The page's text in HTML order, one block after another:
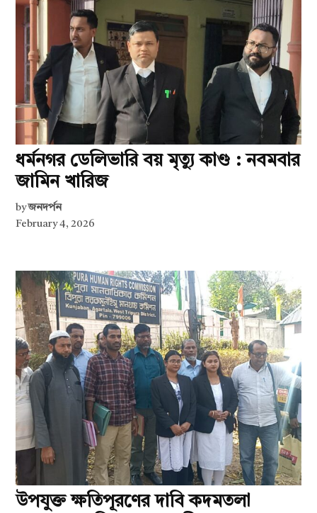
ধর্মনগর ডেলিভারি বয় মৃত্যু কাণ্ড : নবমবার
জামিন খারিজ
by জনদর্পন
February 4, 2026
উপযুক্ত ক্ষতিপূরণের দাবি কদমতলা